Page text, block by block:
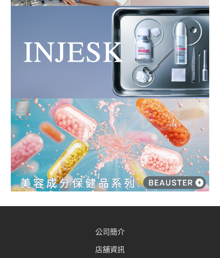
公司簡介
店舖資訊